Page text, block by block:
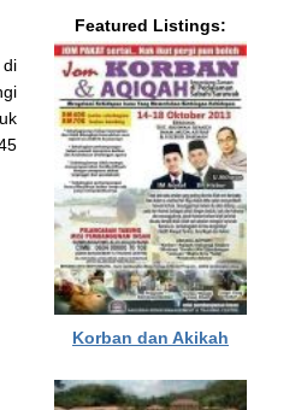
Featured Listings:
Korban dan Akikah